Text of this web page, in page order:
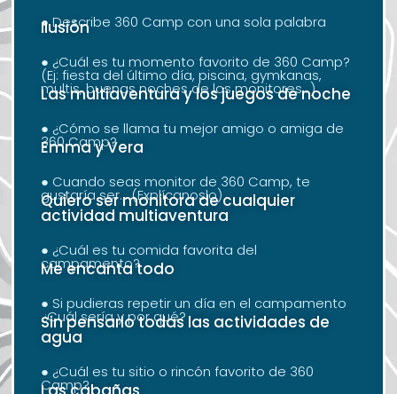
● Describe 360 Camp con una sola palabra
Ilusión
● ¿Cuál es tu momento favorito de 360 Camp?
(Ej: fiesta del último día, piscina, gymkanas,
multis, buenas noches de los monitores...)
Las multiaventura y los juegos de noche
● ¿Cómo se llama tu mejor amigo o amiga de
360 Camp?
Emma y Vera
● Cuando seas monitor de 360 Camp, te
gustaría ser... (Explícanoslo)
Quiero ser monitora de cualquier
actividad multiaventura
● ¿Cuál es tu comida favorita del
campamento?
Me encanta todo
● Si pudieras repetir un día en el campamento
¿Cuál sería y por qué?
Sin pensarlo todas las actividades de
agua
● ¿Cuál es tu sitio o rincón favorito de 360
Camp?